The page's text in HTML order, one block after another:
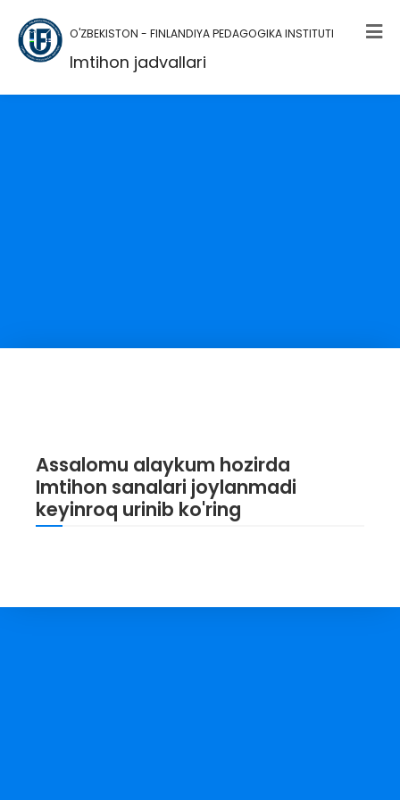
O'ZBEKISTON - FINLANDIYA PEDAGOGIKA INSTITUTI
Imtihon jadvallari
Assalomu alaykum hozirda
Imtihon sanalari joylanmadi
keyinroq urinib ko'ring